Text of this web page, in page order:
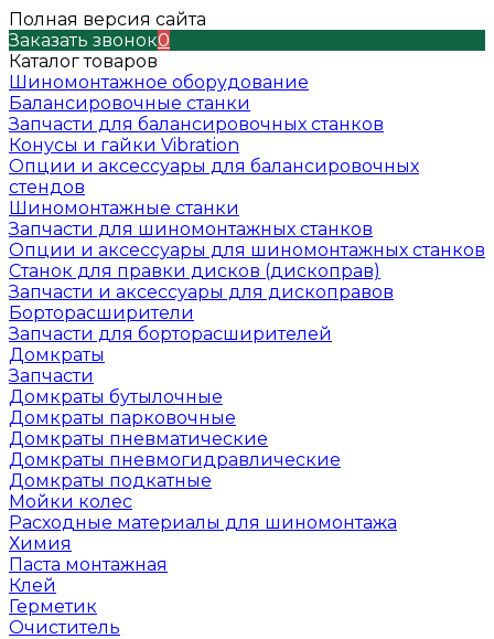
Полная версия сайта
Заказать звонок0
Каталог товаров
Шиномонтажное оборудование
Балансировочные станки
Запчасти для балансировочных станков
Конусы и гайки Vibration
Опции и аксессуары для балансировочных
стендов
Шиномонтажные станки
Запчасти для шиномонтажных станков
Опции и аксессуары для шиномонтажных станков
Станок для правки дисков (дископрав)
Запчасти и аксессуары для дископравов
Борторасширители
Запчасти для борторасширителей
Домкраты
Запчасти
Домкраты бутылочные
Домкраты парковочные
Домкраты пневматические
Домкраты пневмогидравлические
Домкраты подкатные
Мойки колес
Расходные материалы для шиномонтажа
Химия
Паста монтажная
Клей
Герметик
Очиститель